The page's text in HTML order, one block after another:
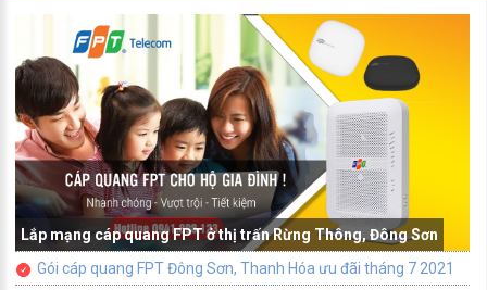
Lắp mạng cáp quang FPT ở thị trấn Rừng Thông, Đông Sơn
Gói cáp quang FPT Đông Sơn, Thanh Hóa ưu đãi tháng 7 2021